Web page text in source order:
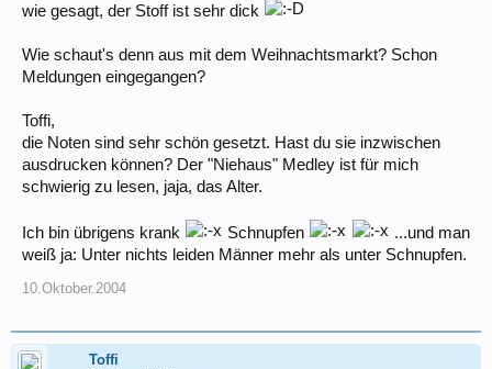
wie gesagt, der Stoff ist sehr dick
Wie schaut's denn aus mit dem Weihnachtsmarkt? Schon
Meldungen eingegangen?
Toffi,
die Noten sind sehr schön gesetzt. Hast du sie inzwischen
ausdrucken können? Der "Niehaus" Medley ist für mich
schwierig zu lesen, jaja, das Alter.
Ich bin übrigens krank Schnupfen
...und man
weiß ja: Unter nichts leiden Männer mehr als unter Schnupfen.
10.Oktober.2004
Toffi